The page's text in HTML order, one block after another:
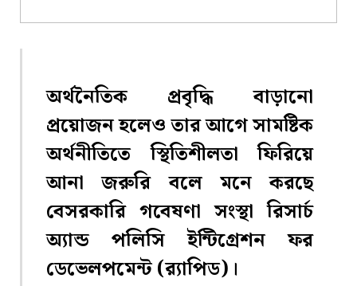
অর্থনৈতিক প্রবৃদ্ধি বাড়ানো
প্রয়োজন হলেও তার আগে সামষ্টিক
অর্থনীতিতে স্থিতিশীলতা ফিরিয়ে
আনা জরুরি বলে মনে করছে
বেসরকারি গবেষণা সংস্থা রিসার্চ
অ্যান্ড পলিসি ইন্টিগ্রেশন ফর
ডেভেলপমেন্ট (র‍্যাপিড)।